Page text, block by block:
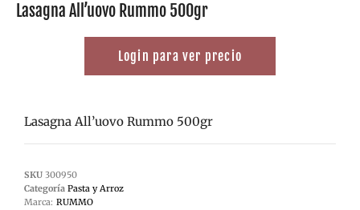
Lasagna All’uovo Rummo 500gr
Login para ver precio
Lasagna All’uovo Rummo 500gr
SKU 300950
Categoría Pasta y Arroz
Marca: RUMMO